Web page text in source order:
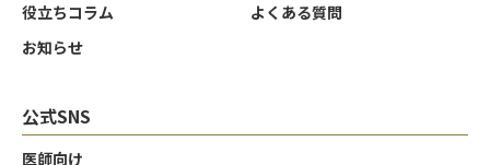
役立ちコラム
よくある質問
お知らせ
公式SNS
医師向け